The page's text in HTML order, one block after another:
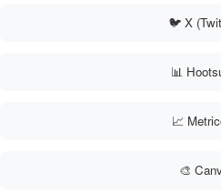
🐦 X
📊
📈
🎨